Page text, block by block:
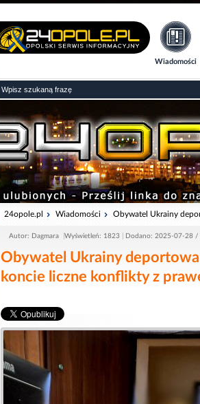
Wiadomości
24opole.pl Wiadomości Obywatel Ukrainy
Autor: Dagmara Wyświetleń: 1823 Dodano: 2025-07-28 /
Obywatel Ukrainy
koncie liczne konflikty z